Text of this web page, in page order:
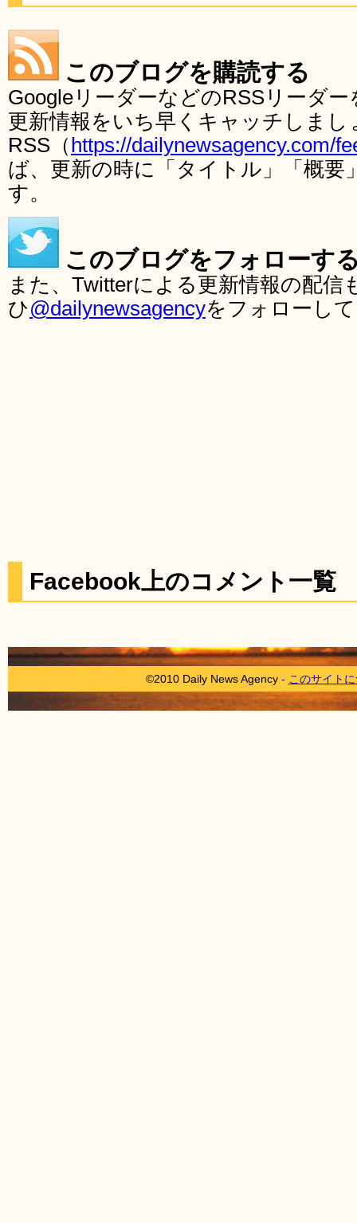
このブログを購読する
GoogleリーダーなどのRSSリーダ
更新情報をいち早くキャッチしま
RSS（ https://dailynewsagency.com/
ば、更新の時に「タイトル」「概要
す。
このブログをフォローす
また、Twitterによる更新情報の配
ひ@dailynewsagencyをフォローし
Facebook上のコメント一覧
©2010 Daily News Agency - このサイト